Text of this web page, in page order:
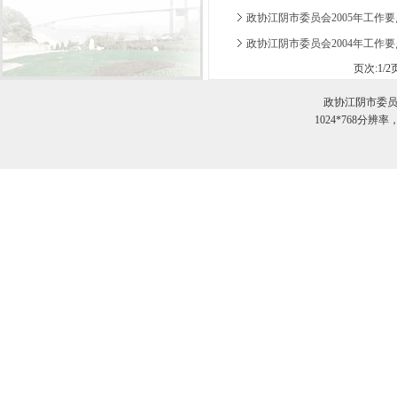
政协江阴市委员会2005年工作
政协江阴市委员会2004年工作
页次:1/2
政协江阴市委
1024*768分辨率